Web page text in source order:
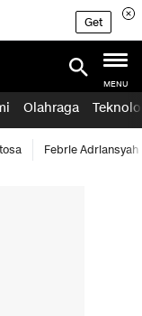
Get
MENU
Olahraga
Febrie Adriansyah